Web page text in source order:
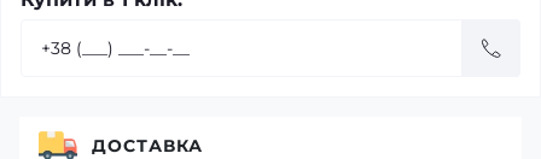
ДОСТАВКА